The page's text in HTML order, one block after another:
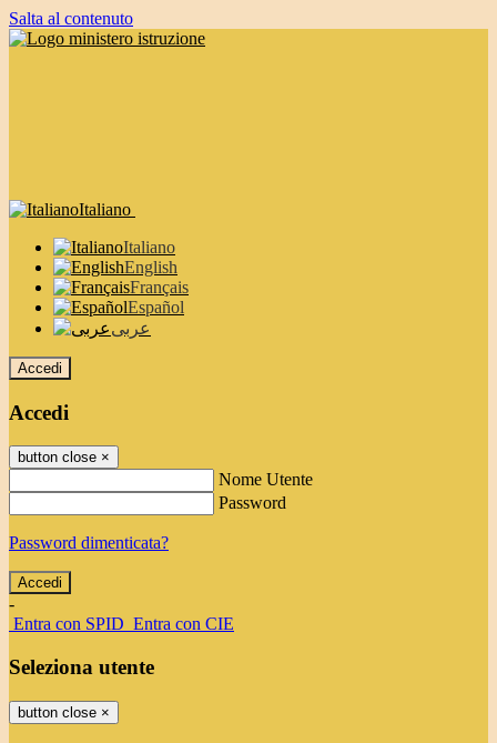
Salta al contenuto
Italiano
Italiano
English
Français
Español
عربى
Accedi
Accedi
button close ×
Nome Utente
Password
Password dimenticata?
-
Entra con SPID Entra con CIE
Seleziona utente
button close ×